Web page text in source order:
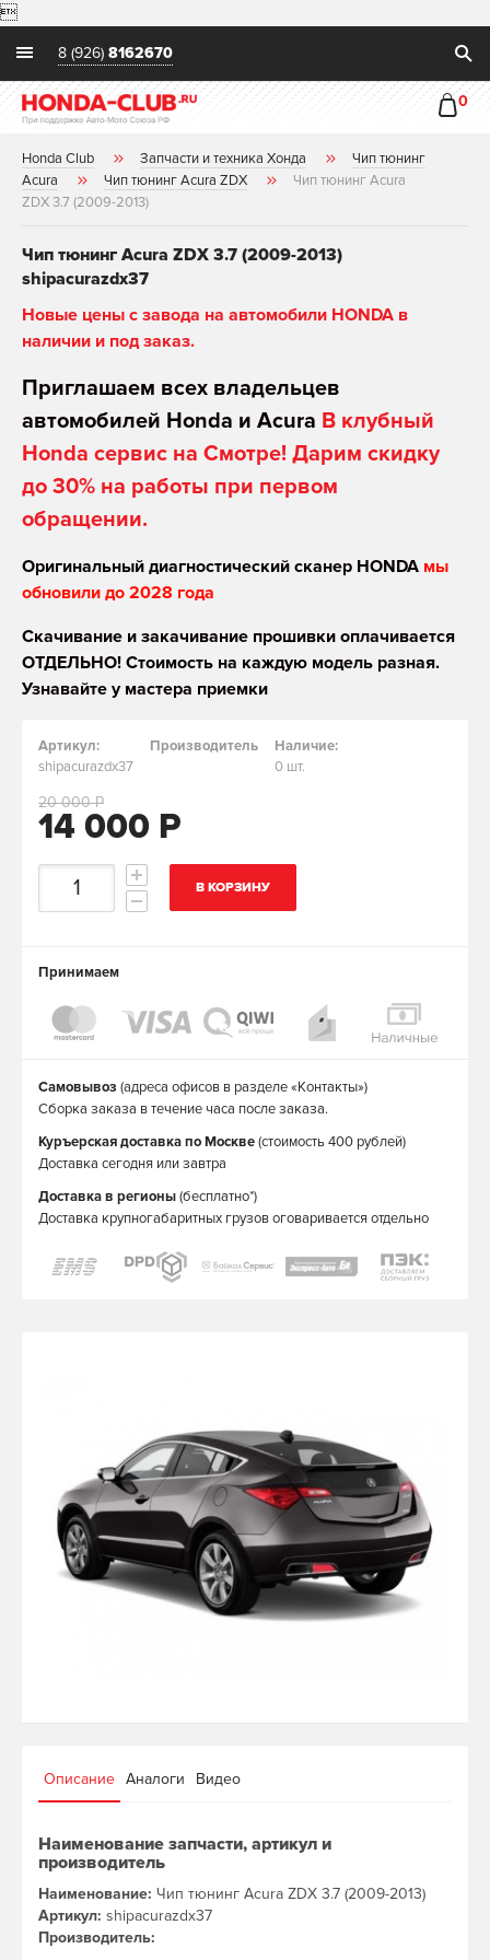

8 (926) 8162670
0
Honda Club Запчасти и техника Хонда
Чип тюнинг
Acura
Чип тюнинг Acura ZDX
Чип тюнинг Acura
ZDX 3.7 (2009-2013)
Чип тюнинг Acura ZDX 3.7 (2009-2013)
shipacurazdx37
Новые цены с завода на автомобили HONDA в
наличии и под заказ.
Приглашаем всех владельцев
автомобилей Honda и Acura В клубный
Honda сервис на Смотре! Дарим скидку
до 30% на работы при первом
обращении.
Оригинальный диагностический сканер HONDA мы
обновили до 2028 года
Скачивание и закачивание прошивки оплачивается
ОТДЕЛЬНО! Стоимость на каждую модель разная.
Узнавайте у мастера приемки
Артикул:
shipacurazdx37
Производитель
Наличие:
0 шт.
14 000 Р
20 000 Р
В КОРЗИНУ
Принимаем
Самовывоз (адреса офисов в разделе «Контакты»)
Сборка заказа в течение часа после заказа.
Куръерская доставка по Москве(стоимость 400 рублей)
Доставка сегодня или завтра
Доставка в регионы(бесплатно*)
Доставка крупногабаритных грузов оговаривается отдельно
Описание Аналоги Видео
Наименование запчасти, артикул и
производитель
Наименование: Чип тюнинг Acura ZDX 3.7 (2009-2013)
Артикул: shipacurazdx37
Производитель: